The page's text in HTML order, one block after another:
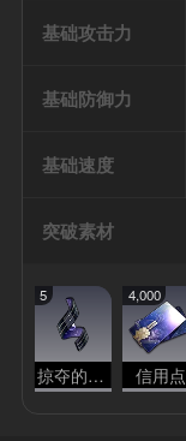
基础攻击力
基础防御力
基础速度
突破素材
5
掠夺的本能
4,000
信用点